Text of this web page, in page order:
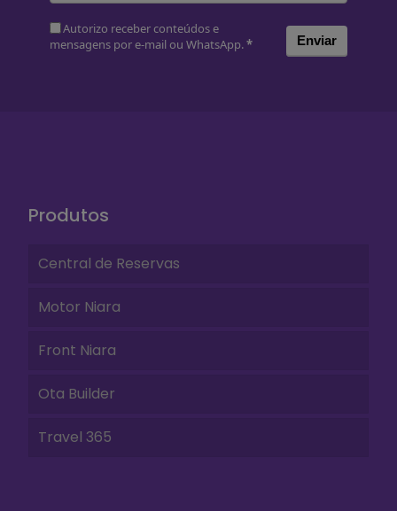
Autorizo receber conteúdos e
mensagens por e-mail ou WhatsApp.* Enviar
Produtos
Central de Reservas
Motor Niara
Front Niara
Ota Builder
Travel 365